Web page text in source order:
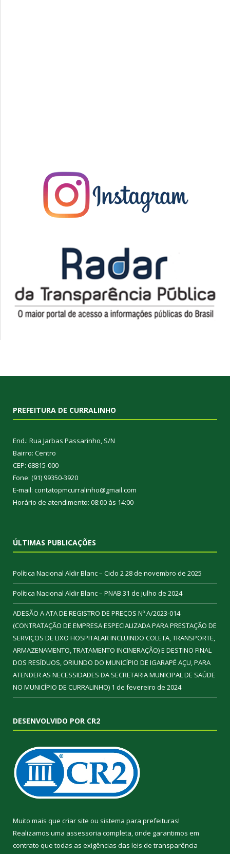
PREFEITURA DE CURRALINHO
End.: Rua Jarbas Passarinho, S/N
Bairro: Centro
CEP: 68815-000
Fone: (91) 99350-3920
E-mail: contatopmcurralinho@gmail.com
Horário de atendimento: 08:00 às 14:00
ÚLTIMAS PUBLICAÇÕES
Política Nacional Aldir Blanc – Ciclo 228 de novembro de 2025
Política Nacional Aldir Blanc – PNAB 31 de julho de 2024
ADESÃO A ATA DE REGISTRO DE PREÇOS Nº A/2023-014
(CONTRATAÇÃO DE EMPRESA ESPECIALIZADA PARA PRESTAÇÃO DE
SERVIÇOS DE LIXO HOSPITALAR INCLUINDO COLETA, TRANSPORTE,
ARMAZENAMENTO, TRATAMENTO INCINERAÇÃO) E DESTINO FINAL
DOS RESÍDUOS, ORIUNDO DO MUNICÍPIO DE IGARAPÉ AÇU, PARA
ATENDER AS NECESSIDADES DA SECRETARIA MUNICIPAL DE SAÚDE
NO MUNICÍPIO DE CURRALINHO) 1 de fevereiro de 2024
DESENVOLVIDO POR CR2
Muito mais que criar site ou sistema para prefeituras!
Realizamos uma assessoria completa, onde garantimos em
contrato que todas as exigências das leis de transparência